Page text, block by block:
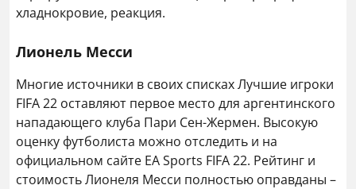
хладнокровие, реакция.
Лионель Месси
Многие источники в своих списках Лучшие игроки
FIFA 22 оставляют первое место для аргентинского
нападающего клуба Пари Сен-Жермен. Высокую
оценку футболиста можно отследить и на
официальном сайте EA Sports FIFA 22. Рейтинг и
стоимость Лионеля Месси полностью оправданы –